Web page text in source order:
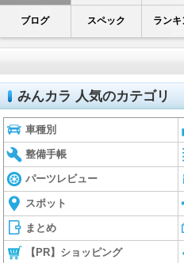
ブログ スペック ラン
みんカラ 人気のカテゴリ
車種別
整備手帳
パーツレビュー
スポット
まとめ
【PR】ショッピング